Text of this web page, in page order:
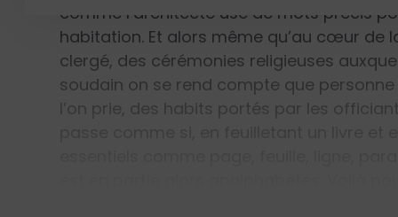
comme l’architecte use de mots précis
habitation. Et alors même qu’au cœur de
clergé, des cérémonies religieuses
soudain on se rend compte que
l’on prie, des habits portés par les